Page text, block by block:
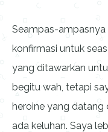
Seampas-ampasnya
konfirmasi untuk
yang ditawarkan
begitu wah, tetapi
heroine yang datang
ada keluhan. Saya